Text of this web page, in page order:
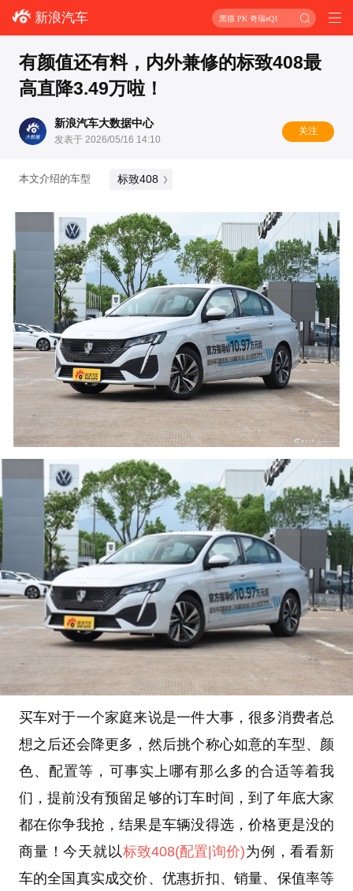
新浪汽车 黑猫 PK 奇瑞eQ1
有颜值还有料，内外兼修的标致408最
高直降3.49万啦！
新浪汽车大数据中心
发表于 2026/05/16 14:10
关注
本文介绍的车型 标致408
买车对于一个家庭来说是一件大事，很多消费者总
想之后还会降更多，然后挑个称心如意的车型、颜
色、配置等，可事实上哪有那么多的合适等着我
们，提前没有预留足够的订车时间，到了年底大家
都在你争我抢，结果是车辆没得选，价格更是没的
商量！今天就以标致408(配置 |询价)为例，看看新
车的全国真实成交价、优惠折扣、销量、保值率等